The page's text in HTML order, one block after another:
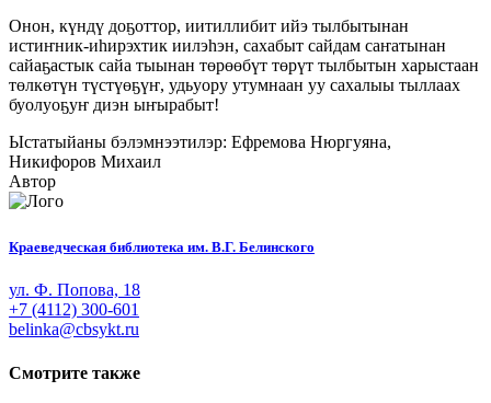
Онон, күндү доҕоттор, иитиллибит ийэ тылбытынан
истиҥник-иһирэхтик иилэһэн, сахабыт сайдам саҥатынан
сайаҕастык сайа тыынан төрөөбүт төрүт тылбытын харыстаан
төлкөтүн түстүөҕүҥ, удьуору утумнаан уу сахалыы тыллаах
буолуоҕуҥ диэн ыҥырабыт!
Ыстатыйаны бэлэмнээтилэр: Ефремова Нюргуяна,
Никифоров Михаил
Автор
Краеведческая библиотека им. В.Г. Белинского
ул. Ф. Попова, 18
+7 (4112) 300-601
belinka@cbsykt.ru
Смотрите также